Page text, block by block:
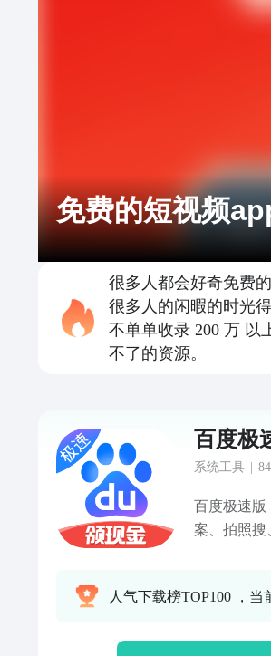
免费的短视频
很多人都会好奇免费
很多人的闲暇的时光
不单单收录 200 万 以
不了的资源。
百度极
系统工具
百度极速版
案、拍照搜
照就能搜，
使用更省
人气下载榜TOP100 ，当